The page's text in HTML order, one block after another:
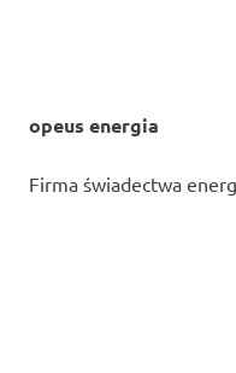
opeus energia
Firma świadectwa